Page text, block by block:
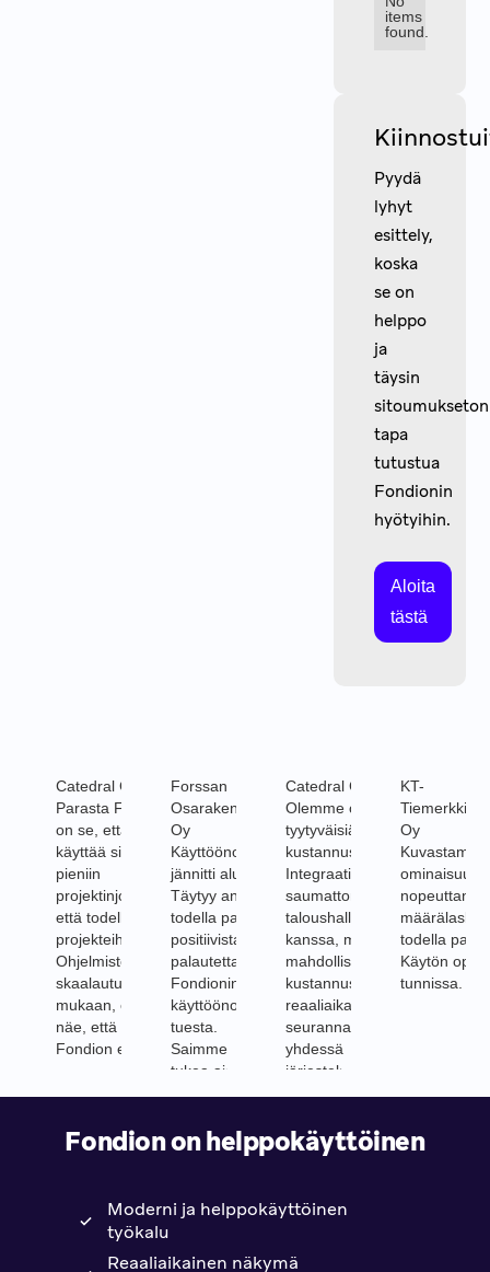
items
found.
Pyydä
lyhyt
esittely,
koska
se on
helppo
ja
täysin
sitoumukseton
tapa
tutustua
Fondionin
hyötyihin.
Aloita
tästä
Catedral Group Oy
Parasta Fondionissa
on se, että voimme
käyttää sitä sekä ihan
pieniin
projektinjohtotehtäviin
että todella suuriin
projekteihin.
Ohjelmisto
skaalautuu tarpeiden
mukaan, enkä itse
näe, että mihin
Fondion ei soveltuisi.
Forssan
Osarakennus
Oy
Käyttöönotto
jännitti aluksi.
Täytyy antaa
todella paljon
positiivista
palautetta
Fondionin
käyttöönoton
tuesta.
Saimme
tukea aina,
Kaikki toimi
Catedral Group Oy
Olemme olleet todella
tyytyväisiä Fondionin
kustannusseurantaan!
Integraatiot toimivat
saumattomasti yhteen
taloushallinnon
kanssa, mikä
mahdollistaa
kustannusten
reaaliaikaisen
seurannan helposti
yhdessä
järjestelmässä.
KT-
Tiemerkkinät
Oy
ominaisuus
nopeuttanut
todella
Käytön opin
tunnissa.
Fondion on helppokäyttöinen
Moderni ja helppokäyttöinen
työkalu
Reaaliaikainen näkymä